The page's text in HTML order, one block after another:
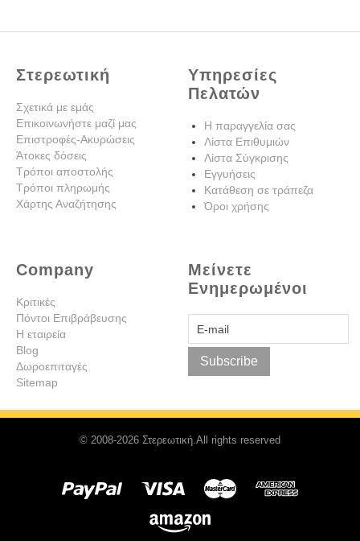
Στερεωτική
Σχετικά με εμάς
Επικοινωνήστε μαζί μας
Επιστροφές-Ακυρώσεις
Άτοκες δόσεις
Τρόποι αποστολής
Τρόποι πληρωμής
Χάρτης Αναζήτησης
Υπηρεσίες
Πελατών
Η παραγγελία σας
Λίστα Επιθυμιών
Λίστα Σύγκρισης
Εγγυήσεις
Κατάθεση σε τράπεζα
Όροι χρήσης
Company
Κριτικές
Πόντοι Επιβράβευσης
Η εταιρεία
Blog
Δωροεπιταγές
Sitemap
Μείνετε
Ενημερωμένοι
Subscribe
© 2008-2026 Στερεωτική.All rights reserved